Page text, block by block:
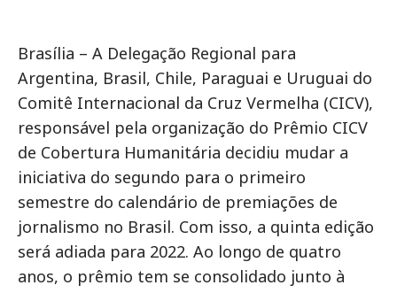
Brasília – A Delegação Regional para
Argentina, Brasil, Chile, Paraguai e Uruguai do
Comitê Internacional da Cruz Vermelha (CICV),
responsável pela organização do Prêmio CICV
de Cobertura Humanitária decidiu mudar a
iniciativa do segundo para o primeiro
semestre do calendário de premiações de
jornalismo no Brasil. Com isso, a quinta edição
será adiada para 2022. Ao longo de quatro
anos, o prêmio tem se consolidado junto à